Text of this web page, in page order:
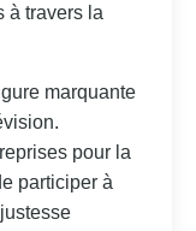
à travers la
marquante
pour la
participer à